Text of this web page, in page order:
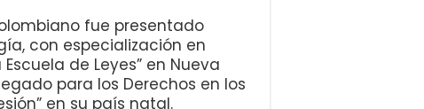
fue presentado
con especialización en
de Leyes” en Nueva
para los Derechos en los
en su país natal.